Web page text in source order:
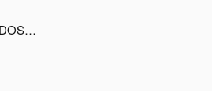
DOS…